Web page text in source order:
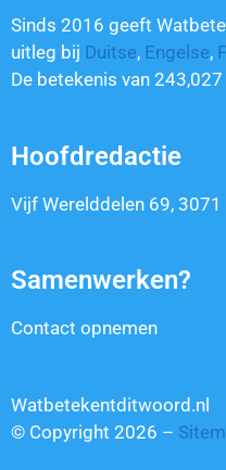
Sinds 2016 geeft
uitleg bij Duitse, Engelse,
De betekenis van 243,027
Hoofdredactie
Vijf Werelddelen 69,
Samenwerken?
Contact opnemen
Watbetekentditwoord.nl
© Copyright 2026 –